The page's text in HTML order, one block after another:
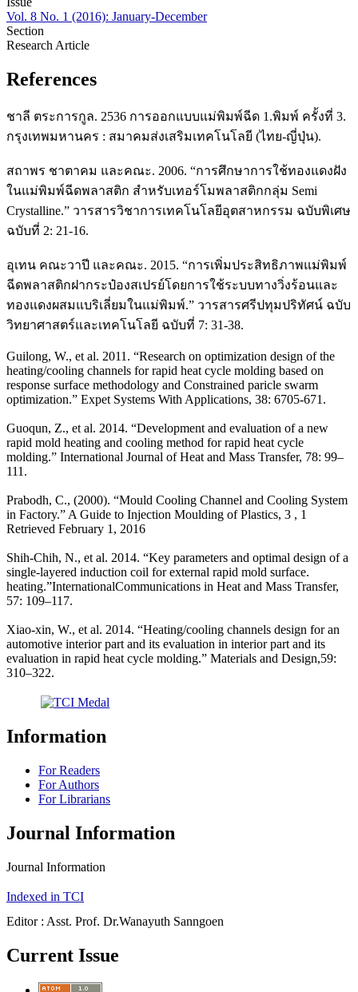
Vol. 8 No. 1 (2016): January-December
Section
Research Article
References
ชาลี ตระการกูล. 2536 การออกแบบแม่พิมพ์ฉีด 1.พิมพ์ ครั้งที่ 3.
กรุงเทพมหานคร : สมาคมส่งเสริมเทคโนโลยี (ไทย-ญี่ปุ่น).
สถาพร ชาตาคม และคณะ. 2006. “การศึกษาการใช้ทองแดงฝัง
ในแม่พิมพ์ฉีดพลาสติก สำหรับเทอร์โมพลาสติกกลุ่ม Semi
Crystalline.” วารสารวิชาการเทคโนโลยีอุตสาหกรรม ฉบับพิเศษ
ฉบับที่ 2: 21-16.
อุเทน คณะวาปี และคณะ. 2015. “การเพิ่มประสิทธิภาพแม่พิมพ์
ฉีดพลาสติกฝากระป๋องสเปรย์โดยการใช้ระบบทางวิ่งร้อนและ
ทองแดงผสมแบริเลี่ยมในแม่พิมพ์.” วารสารศรีปทุมปริทัศน์ ฉบับ
วิทยาศาสตร์และเทคโนโลยี ฉบับที่ 7: 31-38.
Guilong, W., et al. 2011. “Research on optimization design of the
heating/cooling channels for rapid heat cycle molding based on
response surface methodology and Constrained paricle swarm
optimization.” Expet Systems With Applications, 38: 6705-671.
Guoqun, Z., et al. 2014. “Development and evaluation of a new
rapid mold heating and cooling method for rapid heat cycle
molding.” International Journal of Heat and Mass Transfer, 78: 99–
111.
Prabodh, C., (2000). “Mould Cooling Channel and Cooling System
in Factory.” A Guide to Injection Moulding of Plastics, 3 , 1
Retrieved February 1, 2016
Shih-Chih, N., et al. 2014. “Key parameters and optimal design of a
single-layered induction coil for external rapid mold surface.
heating.”InternationalCommunications in Heat and Mass Transfer,
57: 109–117.
Xiao-xin, W., et al. 2014. “Heating/cooling channels design for an
automotive interior part and its evaluation in interior part and its
evaluation in rapid heat cycle molding.” Materials and Design,59:
310–322.
Information
For Readers
For Authors
For Librarians
Journal Information
Journal Information
Indexed in TCI
Editor : Asst. Prof. Dr.Wanayuth Sanngoen
Current Issue